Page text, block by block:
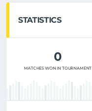
STATISTICS
0
MATCHES WON IN TOURNAMENT